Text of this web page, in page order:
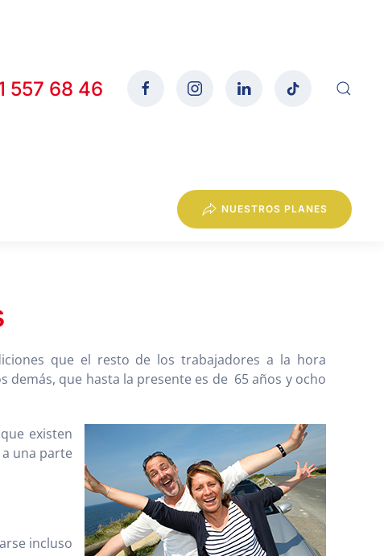
557 68 46
NUESTROS PLANES
que el resto de los trabajadores a la hora
demás, que hasta la presente es de 65 años y ocho
existen
una parte
incluso